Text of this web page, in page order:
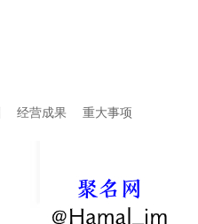
经营成果 重大事项